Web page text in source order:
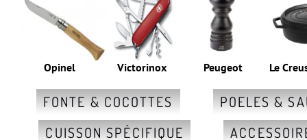
FONTE & COCOTTES
POELES &
CUISSON SPÉCIFIQUE
Peugeot Le
Victorinox
Opinel